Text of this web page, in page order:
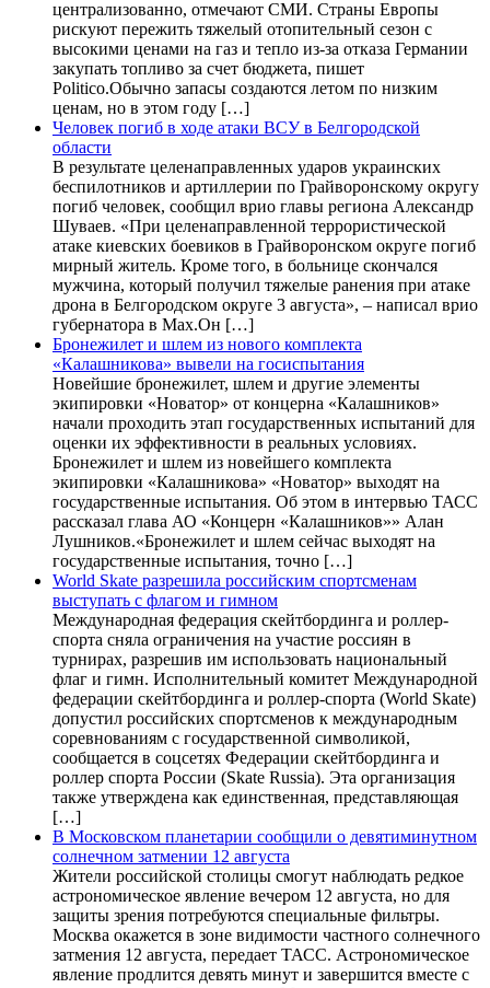
централизованно, отмечают СМИ. Страны Европы
рискуют пережить тяжелый отопительный сезон с
высокими ценами на газ и тепло из-за отказа Германии
закупать топливо за счет бюджета, пишет
Politico.Обычно запасы создаются летом по низким
ценам, но в этом году […]
Человек погиб в ходе атаки ВСУ в Белгородской
области
В результате целенаправленных ударов украинских
беспилотников и артиллерии по Грайворонскому округу
погиб человек, сообщил врио главы региона Александр
Шуваев. «При целенаправленной террористической
атаке киевских боевиков в Грайворонском округе погиб
мирный житель. Кроме того, в больнице скончался
мужчина, который получил тяжелые ранения при атаке
дрона в Белгородском округе 3 августа», – написал врио
губернатора в Max.Он […]
Бронежилет и шлем из нового комплекта
«Калашникова» вывели на госиспытания
Новейшие бронежилет, шлем и другие элементы
экипировки «Новатор» от концерна «Калашников»
начали проходить этап государственных испытаний для
оценки их эффективности в реальных условиях.
Бронежилет и шлем из новейшего комплекта
экипировки «Калашникова» «Новатор» выходят на
государственные испытания. Об этом в интервью ТАСС
рассказал глава АО «Концерн «Калашников»» Алан
Лушников.«Бронежилет и шлем сейчас выходят на
государственные испытания, точно […]
World Skate разрешила российским спортсменам
выступать с флагом и гимном
Международная федерация скейтбординга и роллер-
спорта сняла ограничения на участие россиян в
турнирах, разрешив им использовать национальный
флаг и гимн. Исполнительный комитет Международной
федерации скейтбординга и роллер-спорта (World Skate)
допустил российских спортсменов к международным
соревнованиям с государственной символикой,
сообщается в соцсетях Федерации скейтбординга и
роллер спорта России (Skate Russia). Эта организация
также утверждена как единственная, представляющая
[…]
В Московском планетарии сообщили о девятиминутном
солнечном затмении 12 августа
Жители российской столицы смогут наблюдать редкое
астрономическое явление вечером 12 августа, но для
защиты зрения потребуются специальные фильтры.
Москва окажется в зоне видимости частного солнечного
затмения 12 августа, передает ТАСС. Астрономическое
явление продлится девять минут и завершится вместе с